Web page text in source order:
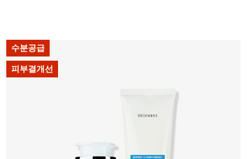
수분공급
피부결개선